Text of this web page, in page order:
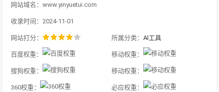
网站域名：www.yinyuetui.com
收录时间：2024-11-01
网站打分： 所属分类： AI工具
百度权重： 移动权重：
搜狗权重： 移动权重：
360权重： 必应权重：